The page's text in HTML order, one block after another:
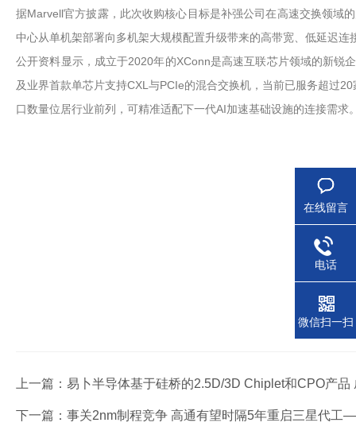
据Marvell官方披露，此次收购核心目标是补强公司在高速交换领域
中心从单机架部署向多机架大规模配置升级带来的高带宽、低延迟连
公开资料显示，成立于2020年的XConn是高速互联芯片领域的新锐
及业界首款单芯片支持CXL与PCIe的混合交换机，当前已服务超过
口数量位居行业前列，可精准适配下一代AI加速基础设施的连接需求
上一篇： 易卜半导体基于硅桥的2.5D/3D Chiplet和CPO产
下一篇： 事关2nm制程竞争 高通有望时隔5年重启三星代工
在线留言
电话
微信扫一扫